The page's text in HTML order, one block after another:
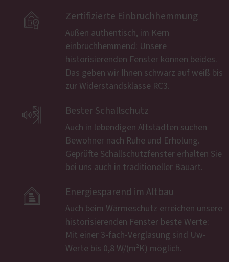
 Zertifizierte Einbruchhemmung
Außen authentisch, im Kern
einbruchhemmend: Unsere
historisierenden Fenster können beides.
Das geben wir Ihnen schwarz auf weiß bis
zur Widerstandsklasse RC3.
 Bester Schallschutz
Auch in lebendigen Altstädten suchen
Bewohner nach Ruhe und Erholung.
Geprüfte Schallschutzfenster erhalten Sie
bei uns auch in traditioneller Bauart.
 Energiesparend im Altbau
Auch beim Wärmeschutz erreichen unsere
historisierenden Fenster beste Werte:
Mit einer 3-fach-Verglasung sind Uw-
Werte bis 0,8 W/(m²K) möglich.